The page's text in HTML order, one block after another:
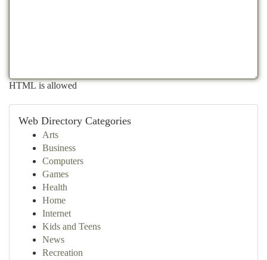
HTML is allowed
Web Directory Categories
Arts
Business
Computers
Games
Health
Home
Internet
Kids and Teens
News
Recreation